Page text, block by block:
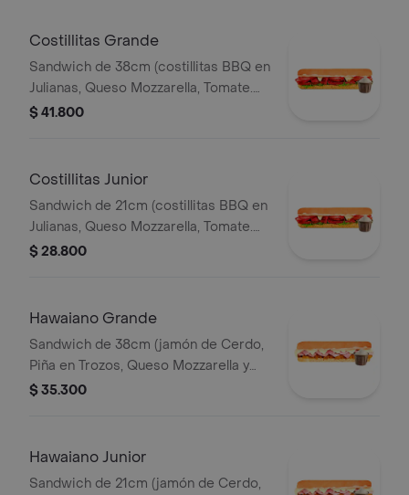
Costillitas Grande
Sandwich de 38cm (costillitas BBQ en
Julianas, Queso Mozzarella, Tomate.
Salsa Bbq, Lechuga y Salsa de Ajo.)
$ 41.800
Costillitas Junior
Sandwich de 21cm (costillitas BBQ en
Julianas, Queso Mozzarella, Tomate.
Salsa Bbq, Lechuga y Salsa de Ajo.)
$ 28.800
Hawaiano Grande
Sandwich de 38cm (jamón de Cerdo,
Piña en Trozos, Queso Mozzarella y
Mayonesa).
$ 35.300
Hawaiano Junior
Sandwich de 21cm (jamón de Cerdo,